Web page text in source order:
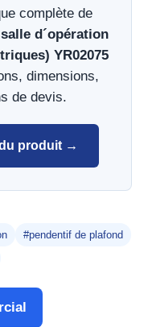
complète de
d´opération
YR02075
dimensions,
de devis.
produit →
#pendentif de plafond